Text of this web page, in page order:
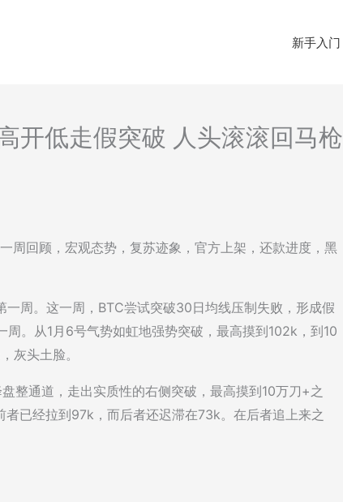
新手入门
开低走假突破 人头滚滚回马枪
周回顾，宏观态势，复苏迹象，官方上架，还款进度，黑
周。这一周，BTC尝试突破30日均线压制失败，形成假
。从1月6号气势如虹地强势突破，最高摸到102k，到10
灰头土脸。
整通道，走出实质性的右侧突破，最高摸到10万刀+之
已经拉到97k，而后者还迟滞在73k。在后者追上来之